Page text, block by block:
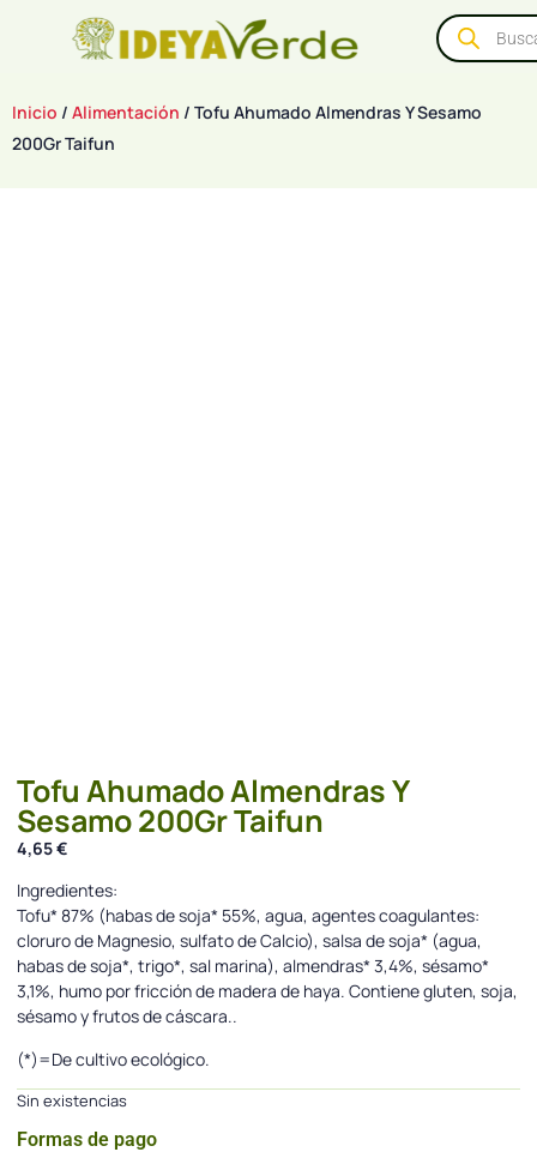
Inicio / Alimentación / Tofu Ahumado Almendras Y Sesamo
200Gr Taifun
Tofu Ahumado Almendras Y
Sesamo 200Gr Taifun
4,65€
Ingredientes:
Tofu* 87% (habas de soja* 55%, agua, agentes coagulantes:
cloruro de Magnesio, sulfato de Calcio), salsa de soja* (agua,
habas de soja*, trigo*, sal marina), almendras* 3,4%, sésamo*
3,1%, humo por fricción de madera de haya. Contiene gluten, soja,
sésamo y frutos de cáscara..
(*)=De cultivo ecológico.
Sin existencias
Formas de pago